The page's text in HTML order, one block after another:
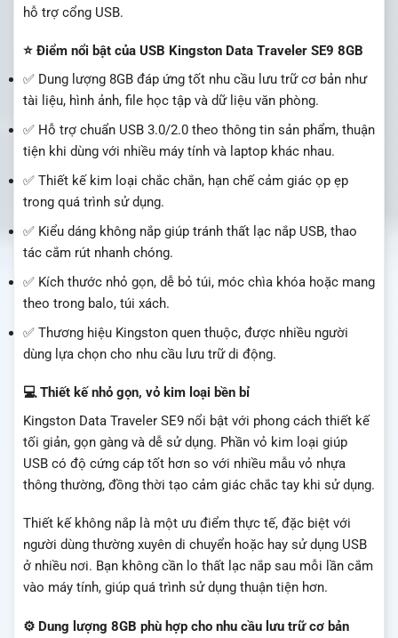
hỗ trợ cổng USB.
⭐ Điểm nổi bật của USB Kingston Data Traveler SE9 8GB
✅ Dung lượng 8GB đáp ứng tốt nhu cầu lưu trữ cơ bản như
tài liệu, hình ảnh, file học tập và dữ liệu văn phòng.
✅ Hỗ trợ chuẩn USB 3.0/2.0 theo thông tin sản phẩm, thuận
tiện khi dùng với nhiều máy tính và laptop khác nhau.
✅ Thiết kế kim loại chắc chắn, hạn chế cảm giác ọp ẹp
trong quá trình sử dụng.
✅ Kiểu dáng không nắp giúp tránh thất lạc nắp USB, thao
tác cắm rút nhanh chóng.
✅ Kích thước nhỏ gọn, dễ bỏ túi, móc chìa khóa hoặc mang
theo trong balo, túi xách.
✅ Thương hiệu Kingston quen thuộc, được nhiều người
dùng lựa chọn cho nhu cầu lưu trữ di động.
💻 Thiết kế nhỏ gọn, vỏ kim loại bền bỉ
Kingston Data Traveler SE9 nổi bật với phong cách thiết kế
tối giản, gọn gàng và dễ sử dụng. Phần vỏ kim loại giúp
USB có độ cứng cáp tốt hơn so với nhiều mẫu vỏ nhựa
thông thường, đồng thời tạo cảm giác chắc tay khi sử dụng.
Thiết kế không nắp là một ưu điểm thực tế, đặc biệt với
người dùng thường xuyên di chuyển hoặc hay sử dụng USB
ở nhiều nơi. Bạn không cần lo thất lạc nắp sau mỗi lần cắm
vào máy tính, giúp quá trình sử dụng thuận tiện hơn.
⚙️ Dung lượng 8GB phù hợp cho nhu cầu lưu trữ cơ bản